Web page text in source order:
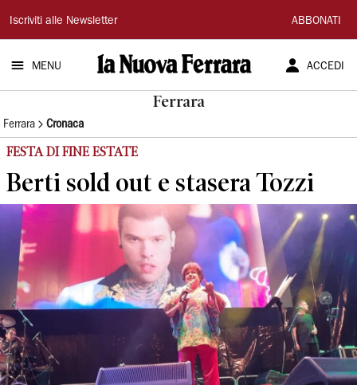
La
Nuova
Ferrara
Iscriviti alle Newsletter ABBONATI
MENU ACCEDI
Ferrara
Ferrara Cronaca
FESTA DI FINE ESTATE
Berti sold out e stasera Tozzi